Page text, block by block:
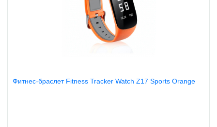
Фитнес-браслет Fitness Tracker Watch Z17 Sports Orange